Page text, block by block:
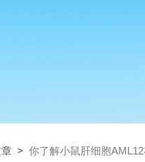
> 你了解小鼠肝细胞